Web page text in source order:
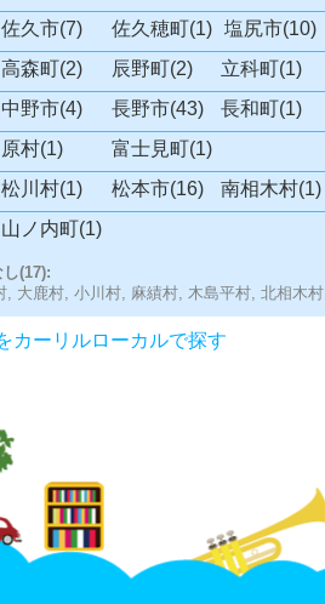
佐久市(7) 佐久穂町(1) 塩尻市(10)
高森町(2) 辰野町(2) 立科町(1)
中野市(4) 長野市(43)
長和町(1)
原村(1)
富士見町(1)
松川村(1) 松本市(16) 南相木村(1)
山ノ内町(1)
(17):
, 大鹿村, 小川村, 麻績村, 木島平村, 北相木村,
カーリルローカルで探す